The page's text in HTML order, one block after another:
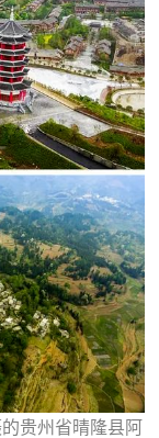
贵州省晴隆县阿